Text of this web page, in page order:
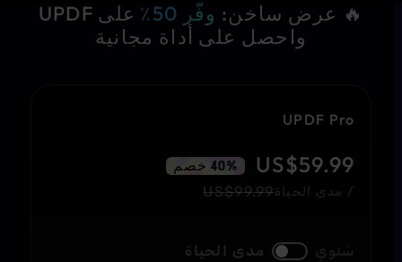
🔥 عرض ساخن:وفّر 50٪
على UPDF
واحصل على أداة مجانية
UPDF Pro
US$59.99 40% خصم
/ مدى الحياة US$99.99
مدى الحياة سَنوي